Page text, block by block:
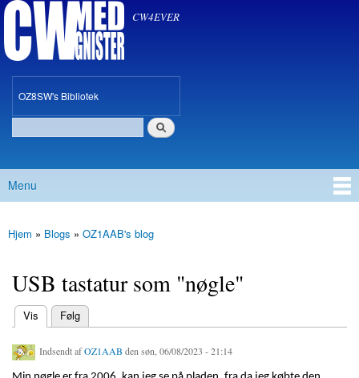
CW med Gnister CW4EVER
oz8swOZ8SW's Bibliotek
Søgefelt
Hovedmenu
Menu
Du er her
Hjem » Blogs » OZ1AAB's blog
USB tastatur som "nøgle"
Primære faneblade
Vis
(aktiv fane) Følg
Indsendt afOZ1AAB den søn, 06/08/2023 - 21:14